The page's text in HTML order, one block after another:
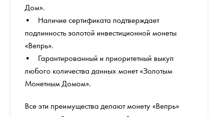
Дом».
• Наличие сертификата подтверждает
подлинность золотой инвестиционной монеты
«Вепрь».
• Гарантированный и приоритетный выкуп
любого количества данных монет «Золотым
Монетным Домом».
Все эти преимущества делают монету «Вепрь»